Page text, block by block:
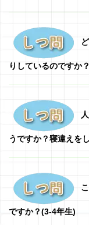
りしているのですか
うですか？寝違えを
ですか？(3-4年生)